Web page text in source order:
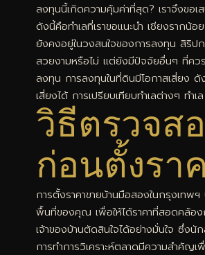
ลงทุนนี้เกิดความคุ้มค่าที่สุด? เราจึงขอ
ดังนี้คือทำเลที่เราขอแนะนำ เชียงราก
ยังคงอยู่ในวงสนใจของการลงทุน สิริป
สวยงามหรือไม่ แต่ยังมีปัจจัยอื่นๆ ที่คว
ลงทุน การลงทุนในที่ดินมีโอกาสเสี่ยง ดั
เสี่ยงได้ การเปรียบเทียบทำเลต่างๆ ท
วิธีตรวจส
ก่อนตั้งรา
การตั้งราคาขายบ้านมือสองในกรุงเทพ
พื้นที่ของคุณ เพื่อให้ได้ราคาที่สอดคล้อง
เจ้าของบ้านตัดสินใจได้อย่างมั่นใจ ซึ่ง
การทำการวิเคราะห์ตลาดมีความสำคัญ